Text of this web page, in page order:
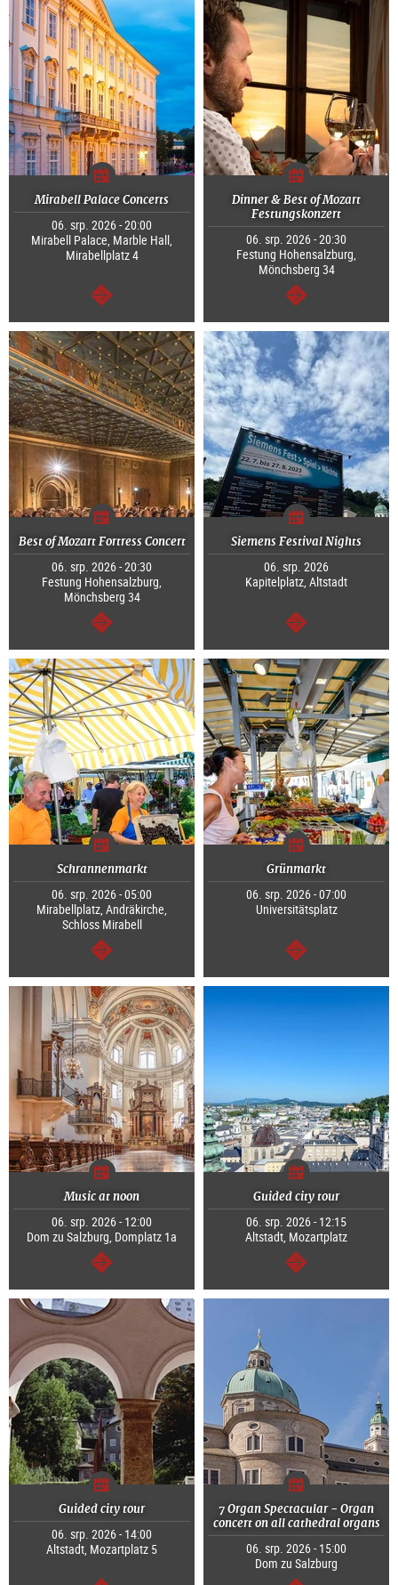
Mirabell Palace Concerts
06. srp. 2026 - 20:00
Mirabell Palace, Marble Hall,
Mirabellplatz 4
continue
Dinner & Best of Mozart
Festungskonzert
06. srp. 2026 - 20:30
Festung Hohensalzburg,
Mönchsberg 34
continue
Best of Mozart Fortress Concert
06. srp. 2026 - 20:30
Festung Hohensalzburg,
Mönchsberg 34
continue
Siemens Festival Nights
06. srp. 2026
Kapitelplatz, Altstadt
continue
Schrannenmarkt
06. srp. 2026 - 05:00
Mirabellplatz, Andräkirche,
Schloss Mirabell
continue
Grünmarkt
06. srp. 2026 - 07:00
Universitätsplatz
continue
Music at noon
06. srp. 2026 - 12:00
Dom zu Salzburg, Domplatz 1a
continue
Guided city tour
06. srp. 2026 - 12:15
Altstadt, Mozartplatz
continue
Guided city tour
06. srp. 2026 - 14:00
Altstadt, Mozartplatz 5
7 Organ Spectacular - Organ
concert on all cathedral organs
06. srp. 2026 - 15:00
Dom zu Salzburg